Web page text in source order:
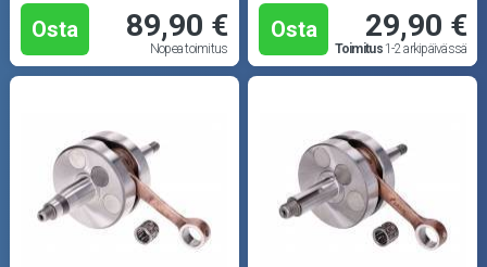
Osta 89,90 €
Nopea toimitus
Osta 29,90 €
Toimitus1-2 arkipäivässä